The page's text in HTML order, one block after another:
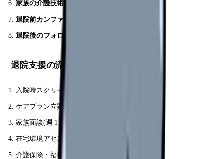
家族の介護技術指導
退院前カンファレンス
退院後のフォロー連絡
退院支援の流れ
入院時スクリーニング(在宅復帰可能性)
ケアプラン立案
家族面談(週 1-2 回)
在宅環境アセスメント(家屋評価)
介護保険・福祉用具の手配